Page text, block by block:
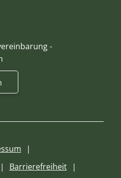
-
Barrierefreiheit